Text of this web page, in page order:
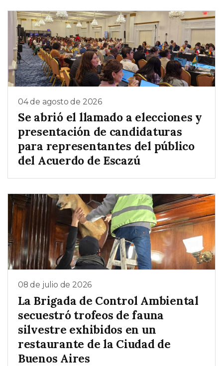
04 de agosto de 2026
Se abrió el llamado a elecciones y
presentación de candidaturas
para representantes del público
del Acuerdo de Escazú
08 de julio de 2026
La Brigada de Control Ambiental
secuestró trofeos de fauna
silvestre exhibidos en un
restaurante de la Ciudad de
Buenos Aires